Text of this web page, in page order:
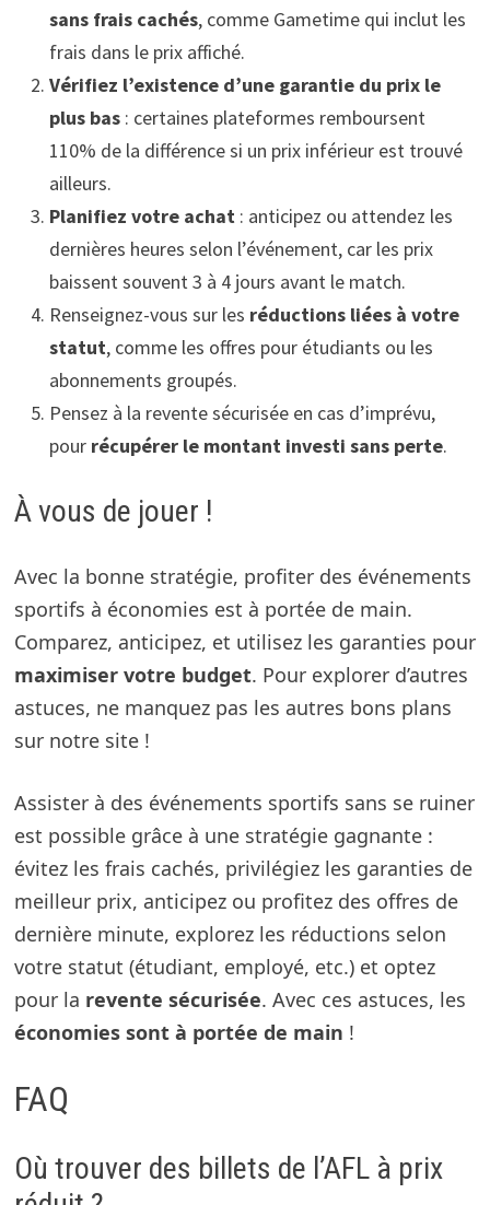
sans frais cachés, comme Gametime qui inclut les
frais dans le prix affiché.
Vérifiez l’existence d’une garantie du prix le
plus bas: certaines plateformes remboursent
110% de la différence si un prix inférieur est trouvé
ailleurs.
Planifiez votre achat : anticipez ou attendez les
dernières heures selon l’événement, car les prix
baissent souvent 3 à 4 jours avant le match.
Renseignez-vous sur les réductions liées à votre
statut, comme les offres pour étudiants ou les
abonnements groupés.
Pensez à la revente sécurisée en cas d’imprévu,
pour récupérer le montant investi sans perte.
À vous de jouer !
Avec la bonne stratégie, profiter des événements
sportifs à économies est à portée de main.
Comparez, anticipez, et utilisez les garanties pour
maximiser votre budget. Pour explorer d’autres
astuces, ne manquez pas les autres bons plans
sur notre site !
Assister à des événements sportifs sans se ruiner
est possible grâce à une stratégie gagnante :
évitez les frais cachés, privilégiez les garanties de
meilleur prix, anticipez ou profitez des offres de
dernière minute, explorez les réductions selon
votre statut (étudiant, employé, etc.) et optez
pour la revente sécurisée. Avec ces astuces, les
économies sont à portée de main !
FAQ
Où trouver des billets de l’AFL à prix